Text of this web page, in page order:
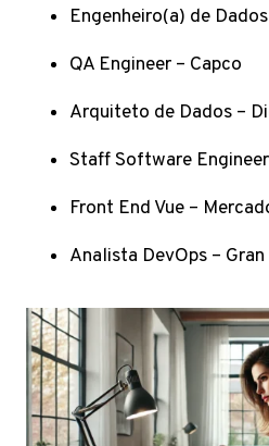
Engenheiro(a) de
QA Engineer – Capco
Arquiteto de Dados –
Staff Software
Front End Vue –
Analista DevOps – Gran